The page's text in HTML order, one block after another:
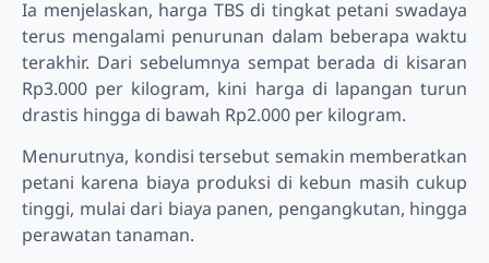
Ia menjelaskan, harga TBS di tingkat petani swadaya
terus mengalami penurunan dalam beberapa waktu
terakhir. Dari sebelumnya sempat berada di kisaran
Rp3.000 per kilogram, kini harga di lapangan turun
drastis hingga di bawah Rp2.000 per kilogram.
Menurutnya, kondisi tersebut semakin memberatkan
petani karena biaya produksi di kebun masih cukup
tinggi, mulai dari biaya panen, pengangkutan, hingga
perawatan tanaman.